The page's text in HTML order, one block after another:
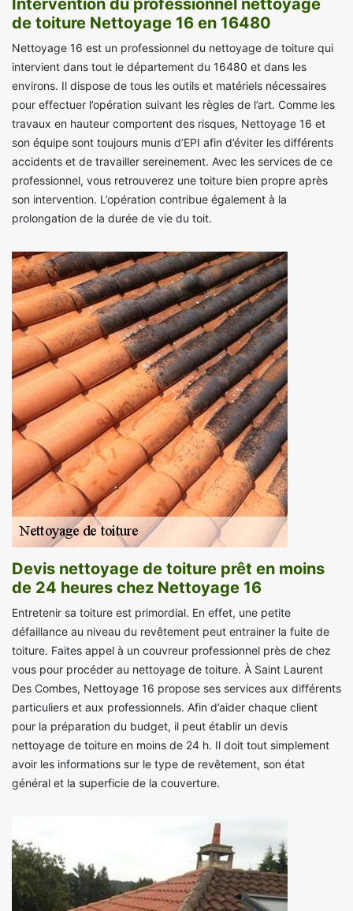
Intervention du professionnel nettoyage
de toiture Nettoyage 16 en 16480
Nettoyage 16 est un professionnel du nettoyage de toiture qui
intervient dans tout le département du 16480 et dans les
environs. Il dispose de tous les outils et matériels nécessaires
pour effectuer l’opération suivant les règles de l’art. Comme les
travaux en hauteur comportent des risques, Nettoyage 16 et
son équipe sont toujours munis d’EPI afin d’éviter les différents
accidents et de travailler sereinement. Avec les services de ce
professionnel, vous retrouverez une toiture bien propre après
son intervention. L’opération contribue également à la
prolongation de la durée de vie du toit.
Devis nettoyage de toiture prêt en moins
de 24 heures chez Nettoyage 16
Entretenir sa toiture est primordial. En effet, une petite
défaillance au niveau du revêtement peut entrainer la fuite de
toiture. Faites appel à un couvreur professionnel près de chez
vous pour procéder au nettoyage de toiture. À Saint Laurent
Des Combes, Nettoyage 16 propose ses services aux différents
particuliers et aux professionnels. Afin d’aider chaque client
pour la préparation du budget, il peut établir un devis
nettoyage de toiture en moins de 24 h. Il doit tout simplement
avoir les informations sur le type de revêtement, son état
général et la superficie de la couverture.